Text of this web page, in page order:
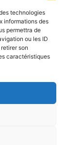
technologies
informations des
permettra de
ou les ID
son
caractéristiques